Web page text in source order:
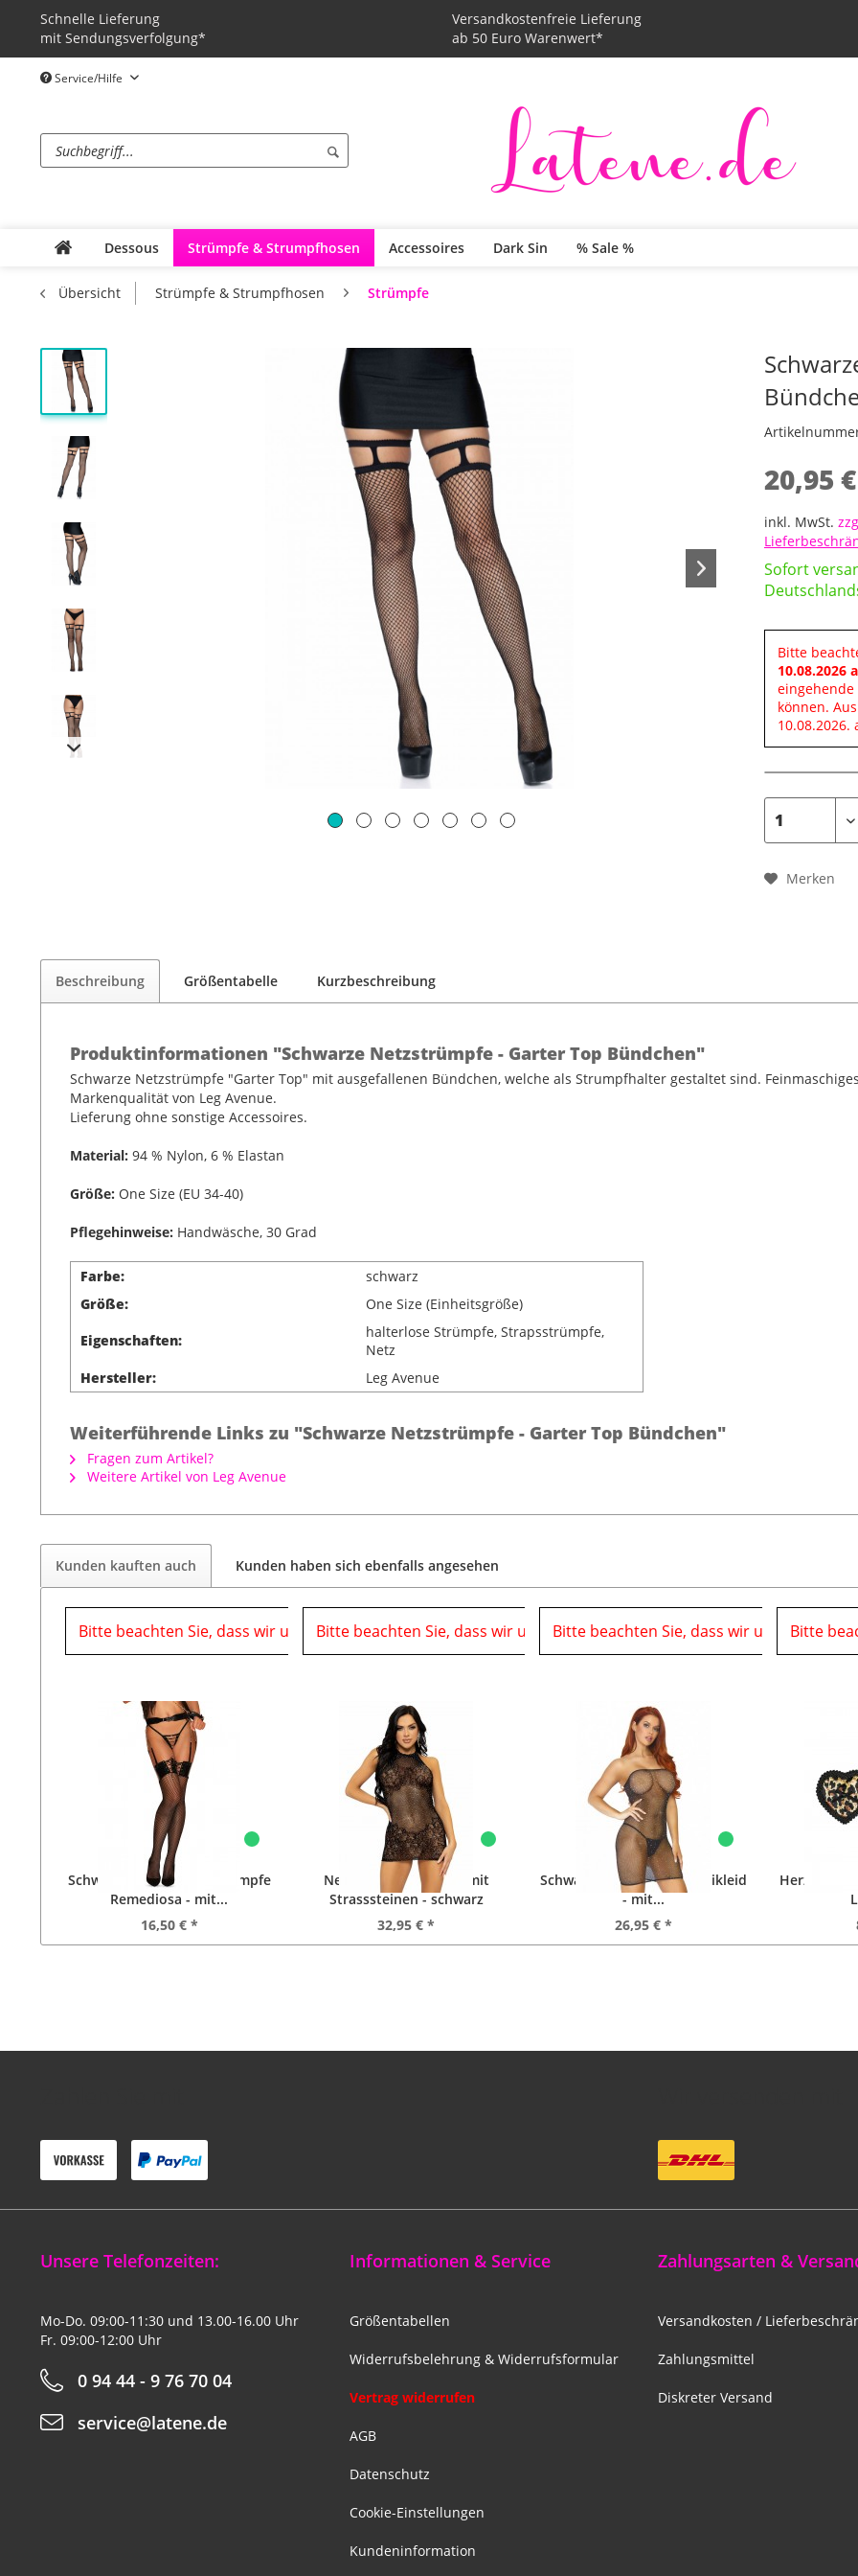
Schnelle Lieferung
mit Sendungsverfolgung*
Versandkostenfreie Lieferung
ab 50 Euro Warenwert*
Service/Hilfe
Dessous Strümpfe & Strumpfhosen Accessoires Dark Sin % Sale %
Übersicht Strümpfe & Strumpfhosen Strümpfe
20,95
inkl. MwSt.
Sofort
Bitte
10.08.2026
können.
Merken
Beschreibung Größentabelle Kurzbeschreibung
Produktinformationen "Schwarze Netzstrümpfe - Garter Top Bündchen"
Schwarze Netzstrümpfe "Garter Top" mit ausgefallenen Bündchen, welche als Strumpfhalter gestaltet sind.
Markenqualität von Leg Avenue.
Lieferung ohne sonstige Accessoires.
Material: 94 % Nylon, 6 % Elastan
Größe: One Size (EU 34-40)
Pflegehinweise: Handwäsche, 30 Grad
Farbe:
schwarz
Größe:
One Size (Einheitsgröße)
Eigenschaften:
halterlose Strümpfe, Strapsstrümpfe,
Netz
Hersteller:
Leg Avenue
Weiterführende Links zu "Schwarze Netzstrümpfe - Garter Top Bündchen"
Fragen zum Artikel?
Weitere Artikel von Leg Avenue
Kunden kauften auch Kunden haben sich ebenfalls angesehen
Bitte beachten Sie, dass wir uns in der Zeit vom 06.08.2026 bis 10.08.2026 auf einer Messebefinden und in
Schwarze Netz-Strapsstrümpfe
Remediosa - mit...
16,50 € *
Bitte beachten Sie, dass wir uns in der Zeit vom 06.08.2026 bis 10.08.2026
Neckholder Minikleid mit
Strasssteinen - schwarz
32,95 € *
Bitte beachten Sie, dass wir uns in der
Schwarzes Netzkleid - Minikleid
- mit...
26,95 € *
Bitte
Unsere Telefonzeiten:
Mo-Do. 09:00-11:30 und 13.00-16.00 Uhr
Fr. 09:00-12:00 Uhr
0 94 44 - 9 76 70 04
service@latene.de
Informationen & Service
Größentabellen
Widerrufsbelehrung & Widerrufsformular
Vertrag widerrufen
AGB
Datenschutz
Cookie-Einstellungen
Kundeninformation
Zahlungsarten &
Versandkosten /
Zahlungsmittel
Diskreter Versand